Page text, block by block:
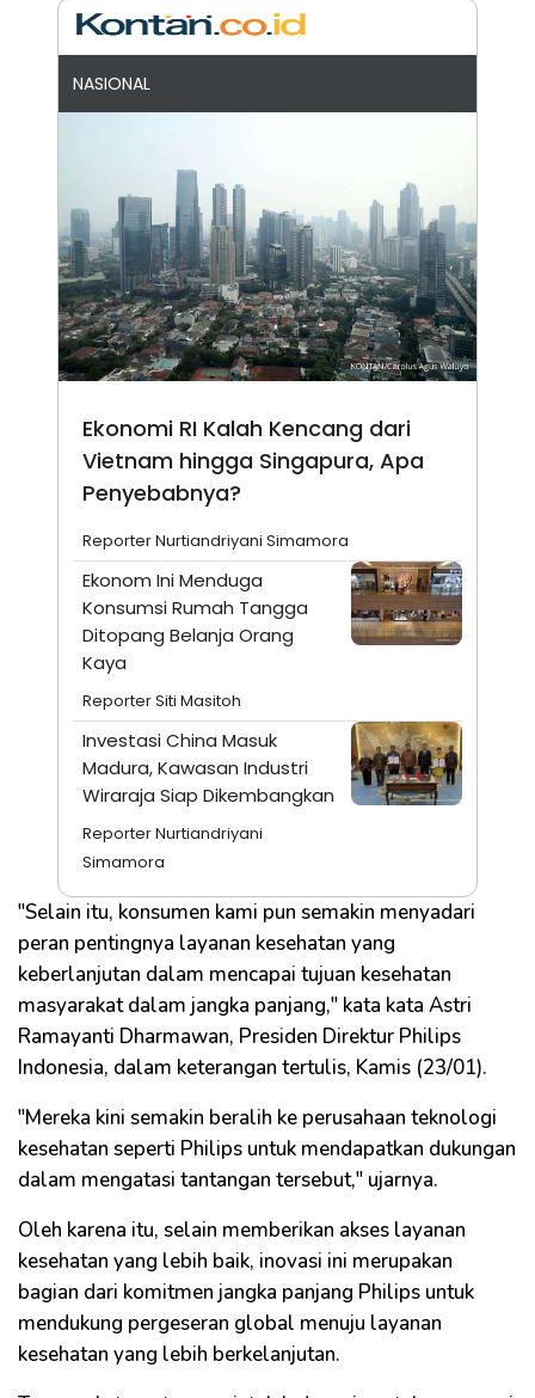
NASIONAL
Ekonomi RI Kalah Kencang dari
Vietnam hingga Singapura, Apa
Penyebabnya?
Reporter Nurtiandriyani Simamora
Ekonom Ini Menduga
Konsumsi Rumah Tangga
Ditopang Belanja Orang
Kaya
Reporter Siti Masitoh
Investasi China Masuk
Madura, Kawasan Industri
Wiraraja Siap Dikembangkan
Reporter Nurtiandriyani
Simamora
"Selain itu, konsumen kami pun semakin menyadari
peran pentingnya layanan kesehatan yang
keberlanjutan dalam mencapai tujuan kesehatan
masyarakat dalam jangka panjang," kata kata Astri
Ramayanti Dharmawan, Presiden Direktur Philips
Indonesia, dalam keterangan tertulis, Kamis (23/01).
"Mereka kini semakin beralih ke perusahaan teknologi
kesehatan seperti Philips untuk mendapatkan dukungan
dalam mengatasi tantangan tersebut," ujarnya.
Oleh karena itu, selain memberikan akses layanan
kesehatan yang lebih baik, inovasi ini merupakan
bagian dari komitmen jangka panjang Philips untuk
mendukung pergeseran global menuju layanan
kesehatan yang lebih berkelanjutan.